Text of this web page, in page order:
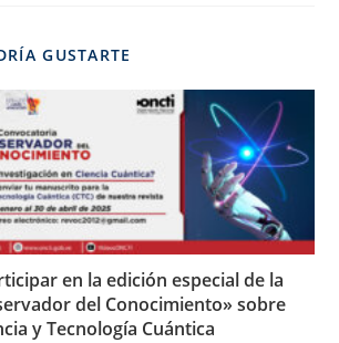
GUSTARTE
en la edición especial de la
del Conocimiento» sobre
y Tecnología Cuántica